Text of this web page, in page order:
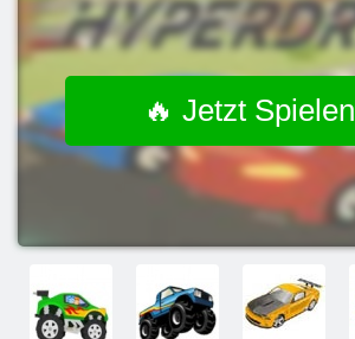
🔥 Jetzt Spielen